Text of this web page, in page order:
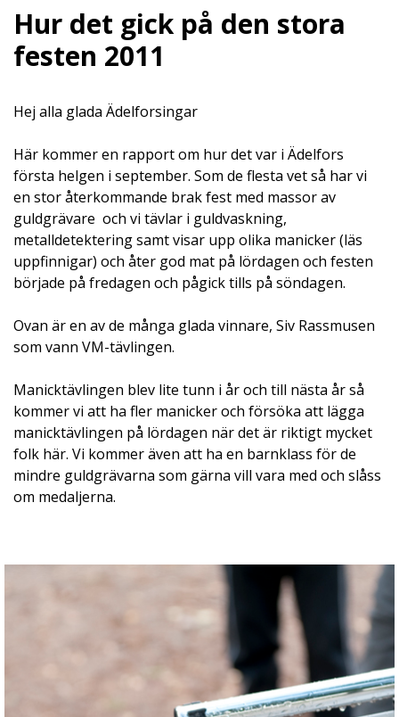
Hur det gick på den stora
festen 2011
Hej alla glada Ädelforsingar
Här kommer en rapport om hur det var i Ädelfors
första helgen i september. Som de flesta vet så har vi
en stor återkommande brak fest med massor av
guldgrävare och vi tävlar i guldvaskning,
metalldetektering samt visar upp olika manicker (läs
uppfinnigar) och åter god mat på lördagen och festen
började på fredagen och pågick tills på söndagen.
Ovan är en av de många glada vinnare, Siv Rassmusen
som vann VM-tävlingen.
Manicktävlingen blev lite tunn i år och till nästa år så
kommer vi att ha fler manicker och försöka att lägga
manicktävlingen på lördagen när det är riktigt mycket
folk här. Vi kommer även att ha en barnklass för de
mindre guldgrävarna som gärna vill vara med och slåss
om medaljerna.